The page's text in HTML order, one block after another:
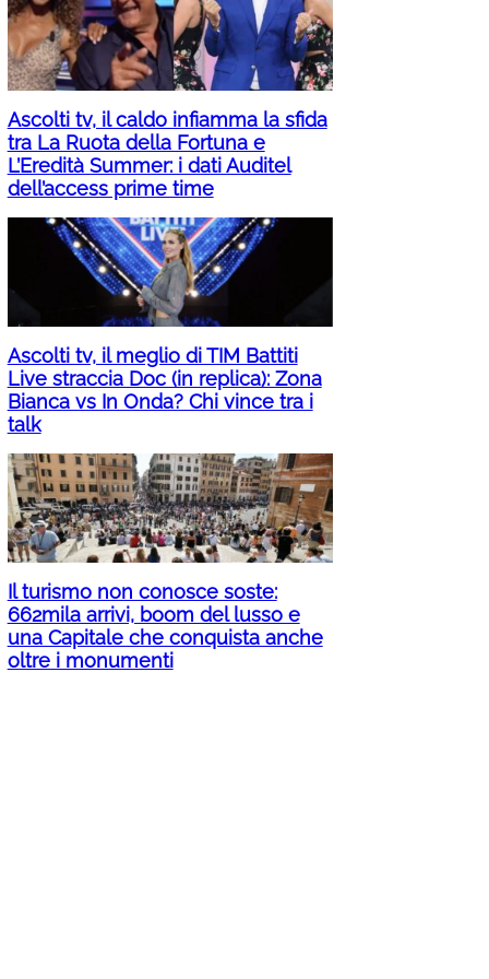
Ascolti tv, il caldo infiamma la sfida
tra La Ruota della Fortuna e
L’Eredità Summer: i dati Auditel
dell’access prime time
Ascolti tv, il meglio di TIM Battiti
Live straccia Doc (in replica): Zona
Bianca vs In Onda? Chi vince tra i
talk
Il turismo non conosce soste:
662mila arrivi, boom del lusso e
una Capitale che conquista anche
oltre i monumenti